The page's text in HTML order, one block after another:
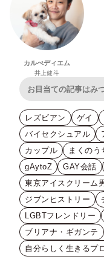
カルぺディエム
井上健斗
レズビアン ゲイ
バイセクシュアル
カップル
まくのう
gAytoZ
GAY会話
東京アイスクリーム
ジブンヒストリー
LGBTフレンドリー
ブリアナ・ギガンテ
自分らしく生きるプ